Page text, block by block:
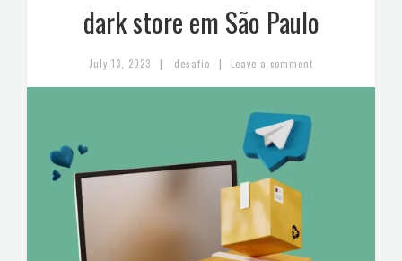
dark store em São Paulo
July 13, 2023 | desafio | Leave a comment